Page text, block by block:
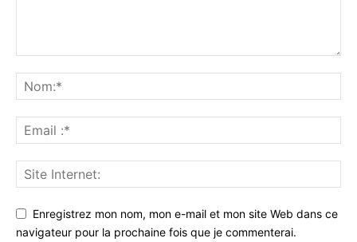
Enregistrez mon nom, mon e-mail et mon site Web dans ce
navigateur pour la prochaine fois que je commenterai.